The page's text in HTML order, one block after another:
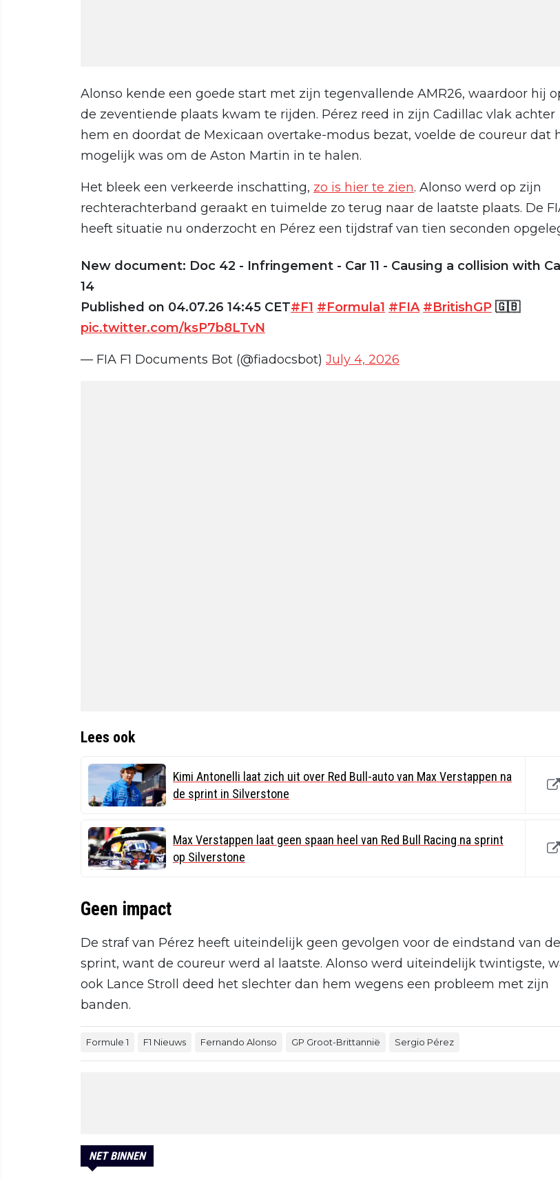
Alonso kende een goede start met zijn tegenvallende AMR26, waardoor hij
de zeventiende plaats kwam te rijden. Pérez reed in zijn Cadillac vlak achter
hem en doordat de Mexicaan overtake-modus bezat, voelde de coureur dat
mogelijk was om de Aston Martin in te halen.
Het bleek een verkeerde inschatting, zo is hier te zien. Alonso werd op zijn
rechterachterband geraakt en tuimelde zo terug naar de laatste plaats. De
heeft situatie nu onderzocht en Pérez een tijdstraf van tien seconden
New document: Doc 42 - Infringement - Car 11 - Causing a collision with
14
Published on 04.07.26 14:45 CET#F1 #Formula1 #FIA #BritishGP 🇬🇧
pic.twitter.com/ksP7b8LTvN
— FIA F1 Documents Bot (@fiadocsbot) July 4, 2026
Lees ook
Kimi Antonelli laat zich uit over Red Bull-auto van Max Verstappen na
de sprint in Silverstone
Max Verstappen laat geen spaan heel van Red Bull Racing na sprint
op Silverstone
Geen impact
De straf van Pérez heeft uiteindelijk geen gevolgen voor de eindstand van de
sprint, want de coureur werd al laatste. Alonso werd uiteindelijk twintigste,
ook Lance Stroll deed het slechter dan hem wegens een probleem met zijn
banden.
Formule 1 F1 Nieuws Fernando Alonso GP Groot-Brittannië Sergio Pérez
NET BINNEN